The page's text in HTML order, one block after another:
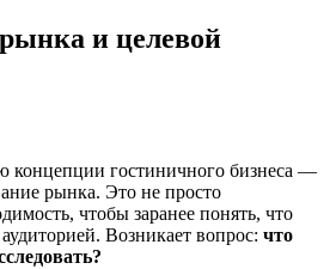
и целевой
концепции гостиничного бизнеса —
рынка. Это не просто
чтобы заранее понять, что
Возникает вопрос: что